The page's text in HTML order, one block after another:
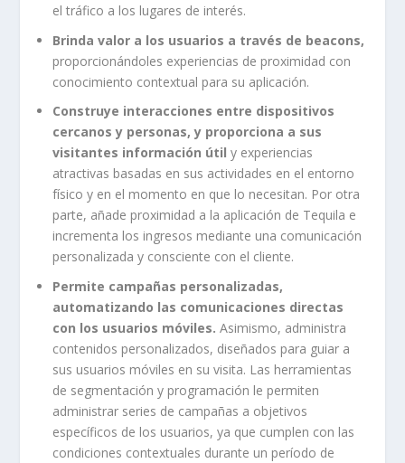
el tráfico a los lugares de interés.
Brinda valor a los usuarios a través de beacons,
proporcionándoles experiencias de proximidad con
conocimiento contextual para su aplicación.
Construye interacciones entre dispositivos
cercanos y personas, y proporciona a sus
visitantes información útil y experiencias
atractivas basadas en sus actividades en el entorno
físico y en el momento en que lo necesitan. Por otra
parte, añade proximidad a la aplicación de Tequila e
incrementa los ingresos mediante una comunicación
personalizada y consciente con el cliente.
Permite campañas personalizadas,
automatizando las comunicaciones directas
con los usuarios móviles. Asimismo, administra
contenidos personalizados, diseñados para guiar a
sus usuarios móviles en su visita. Las herramientas
de segmentación y programación le permiten
administrar series de campañas a objetivos
específicos de los usuarios, ya que cumplen con las
condiciones contextuales durante un período de